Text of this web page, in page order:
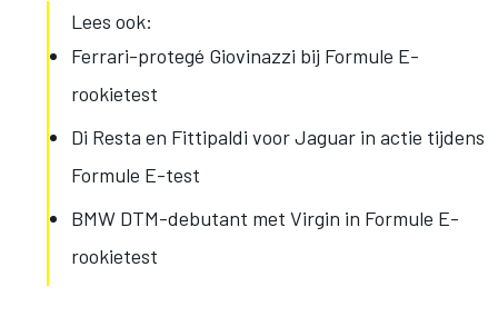
Lees ook:
Ferrari-protegé Giovinazzi bij Formule E-
rookietest
Di Resta en Fittipaldi voor Jaguar in actie tijdens
Formule E-test
BMW DTM-debutant met Virgin in Formule E-
rookietest